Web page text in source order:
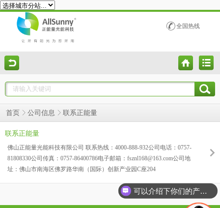
全国热线
首页 公司信息 联系正能量
联系正能量
佛山正能量光能科技有限公司 联系热线：4000-888-932公司电话：0757-
81808330公司传真：0757-86400786电子邮箱：fsznl168@163.com公司地
址：佛山市南海区佛罗路华南（国际）创新产业园C座204
可以介绍下你们的产品么？